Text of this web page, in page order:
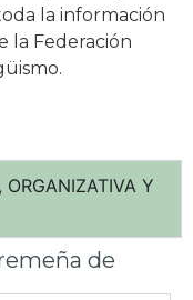
la información
la Federación
Y
de